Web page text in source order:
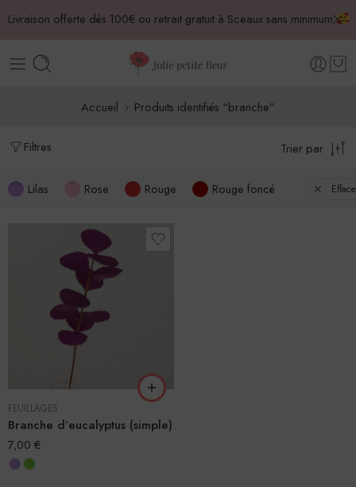
Livraison offerte dès 100€ ou retrait gratuit à Sceaux sans minimum
Accueil Produits identifiés “branche”
Filtres Trier par
Lilas Rose Rouge Rouge foncé
FEUILLAGES
Branche d’eucalyptus (simple)
7,00 €